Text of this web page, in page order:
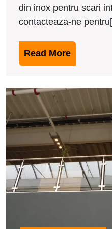
din inox pentru scari
contacteaza-ne
Read MoreRead
More